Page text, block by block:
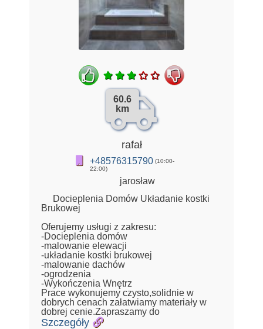
60.6
km
rafał
+48576315790 (10:00-
22:00)
jarosław
Docieplenia Domów Układanie kostki
Brukowej
Oferujemy usługi z zakresu:
-Docieplenia domów
-malowanie elewacji
-układanie kostki brukowej
-malowanie dachów
-ogrodzenia
-Wykończenia Wnętrz
Prace wykonujemy czysto,solidnie w
dobrych cenach załatwiamy materiały w
dobrej cenie.Zapraszamy do
Szczegóły